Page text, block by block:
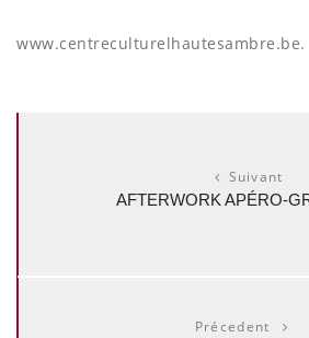
www.centreculturelhautesambre.be.
Suivant
AFTERWORK APÉRO-
Précedent